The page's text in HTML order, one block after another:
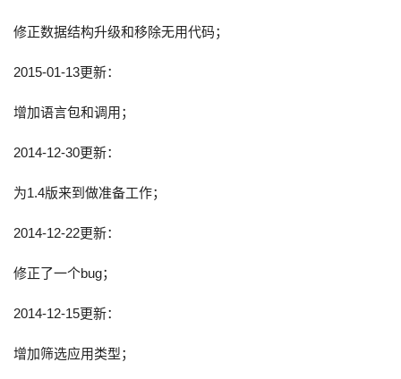
修正数据结构升级和移除无用代码；
2015-01-13更新：
增加语言包和调用；
2014-12-30更新：
为1.4版来到做准备工作；
2014-12-22更新：
修正了一个bug；
2014-12-15更新：
增加筛选应用类型；